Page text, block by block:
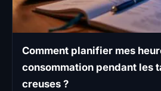
Comment planifier mes
consommation pendant les
creuses ?